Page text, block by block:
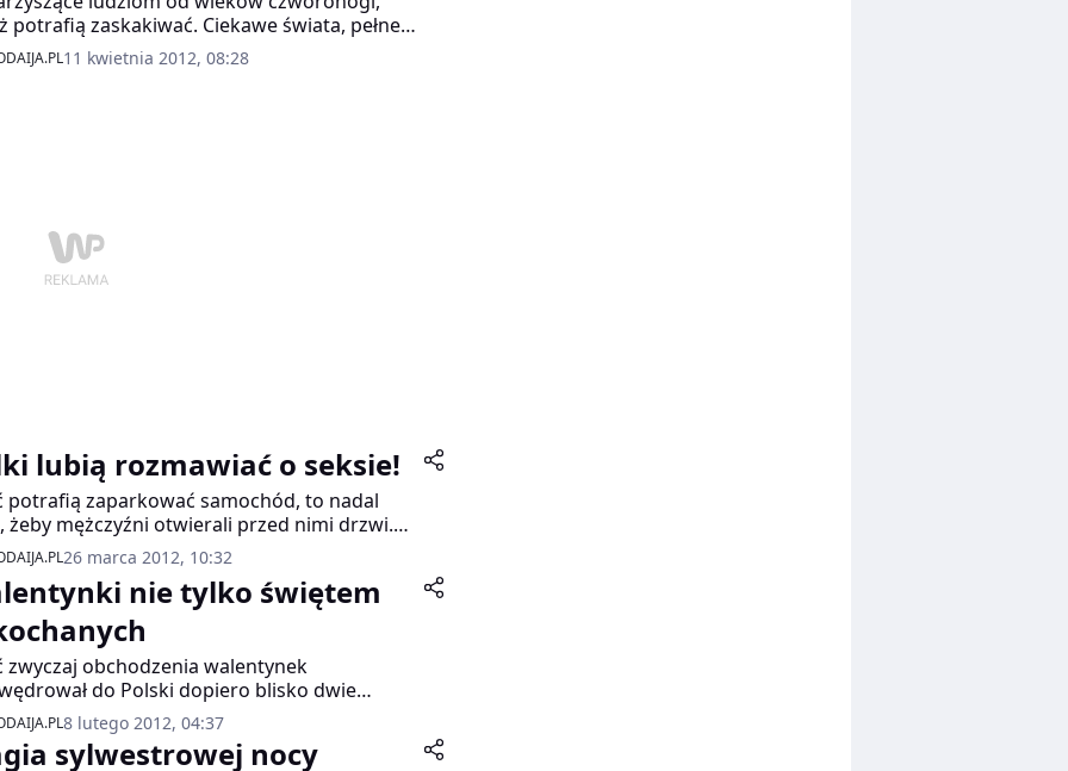
oraz internetu.
potrafią zaskakiwać. Ciekawe świata, pełne
ułatwiają swoim właścicielom chociażby
barierę nieśmiałości. Jak wykazało
11 kwietnia 2012, 08:28
lubią rozmawiać o seksie!
potrafią zaparkować samochód, to nadal
żeby mężczyźni otwierali przed nimi drzwi.
się na matematyce, ale wolą jej nie ćwiczyć
rachunku w restauracji.
Polki sprytnie łączą stare obyczaje z
podejściem do życia.
26 marca 2012, 10:32
nie tylko świętem
zwyczaj obchodzenia walentynek
do Polski dopiero blisko dwie
temu, Święto Zakochanych bardzo szybko
w naszym kraju wielu sympatyków. Dziś
już wyobrazić sobie ten dzień bez
8 lutego 2012, 04:37
sylwestrowej nocy